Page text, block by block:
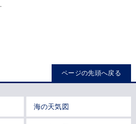
ページの先頭へ戻る
海の天気図